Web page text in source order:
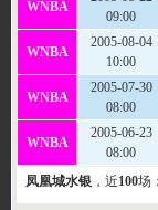
WNBA
09:00
WNBA
2005-08-04
10:00
WNBA
2005-07-30
08:00
WNBA
2005-06-23
08:00
凤凰城水银 ，近100场